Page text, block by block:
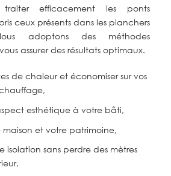
efficacement les ponts
ceux présents dans les planchers
adoptons des méthodes
assurer des résultats optimaux.
de chaleur et économiser sur vos
esthétique à votre bâti,
maison et votre patrimoine,
isolation sans perdre des mètres